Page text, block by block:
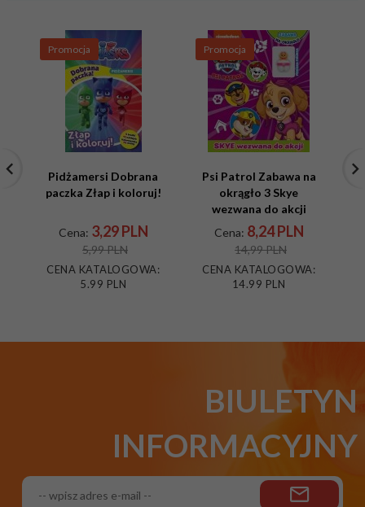
Promocja
Pidżamersi Dobrana
paczka Złap i koloruj!
Cena: 3,29 PLN
5,99 PLN
CENA KATALOGOWA:
5.99 PLN
Promocja
Psi Patrol Zabawa na
okrągło 3 Skye
wezwana do akcji
Cena: 8,24 PLN
14,99 PLN
CENA KATALOGOWA:
14.99 PLN
BIULETYN
INFORMACYJNY